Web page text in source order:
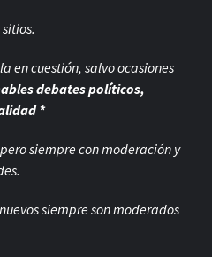
en cuestión, salvo ocasiones
debates políticos,
*
siempre conmoderación y
siempre son moderados